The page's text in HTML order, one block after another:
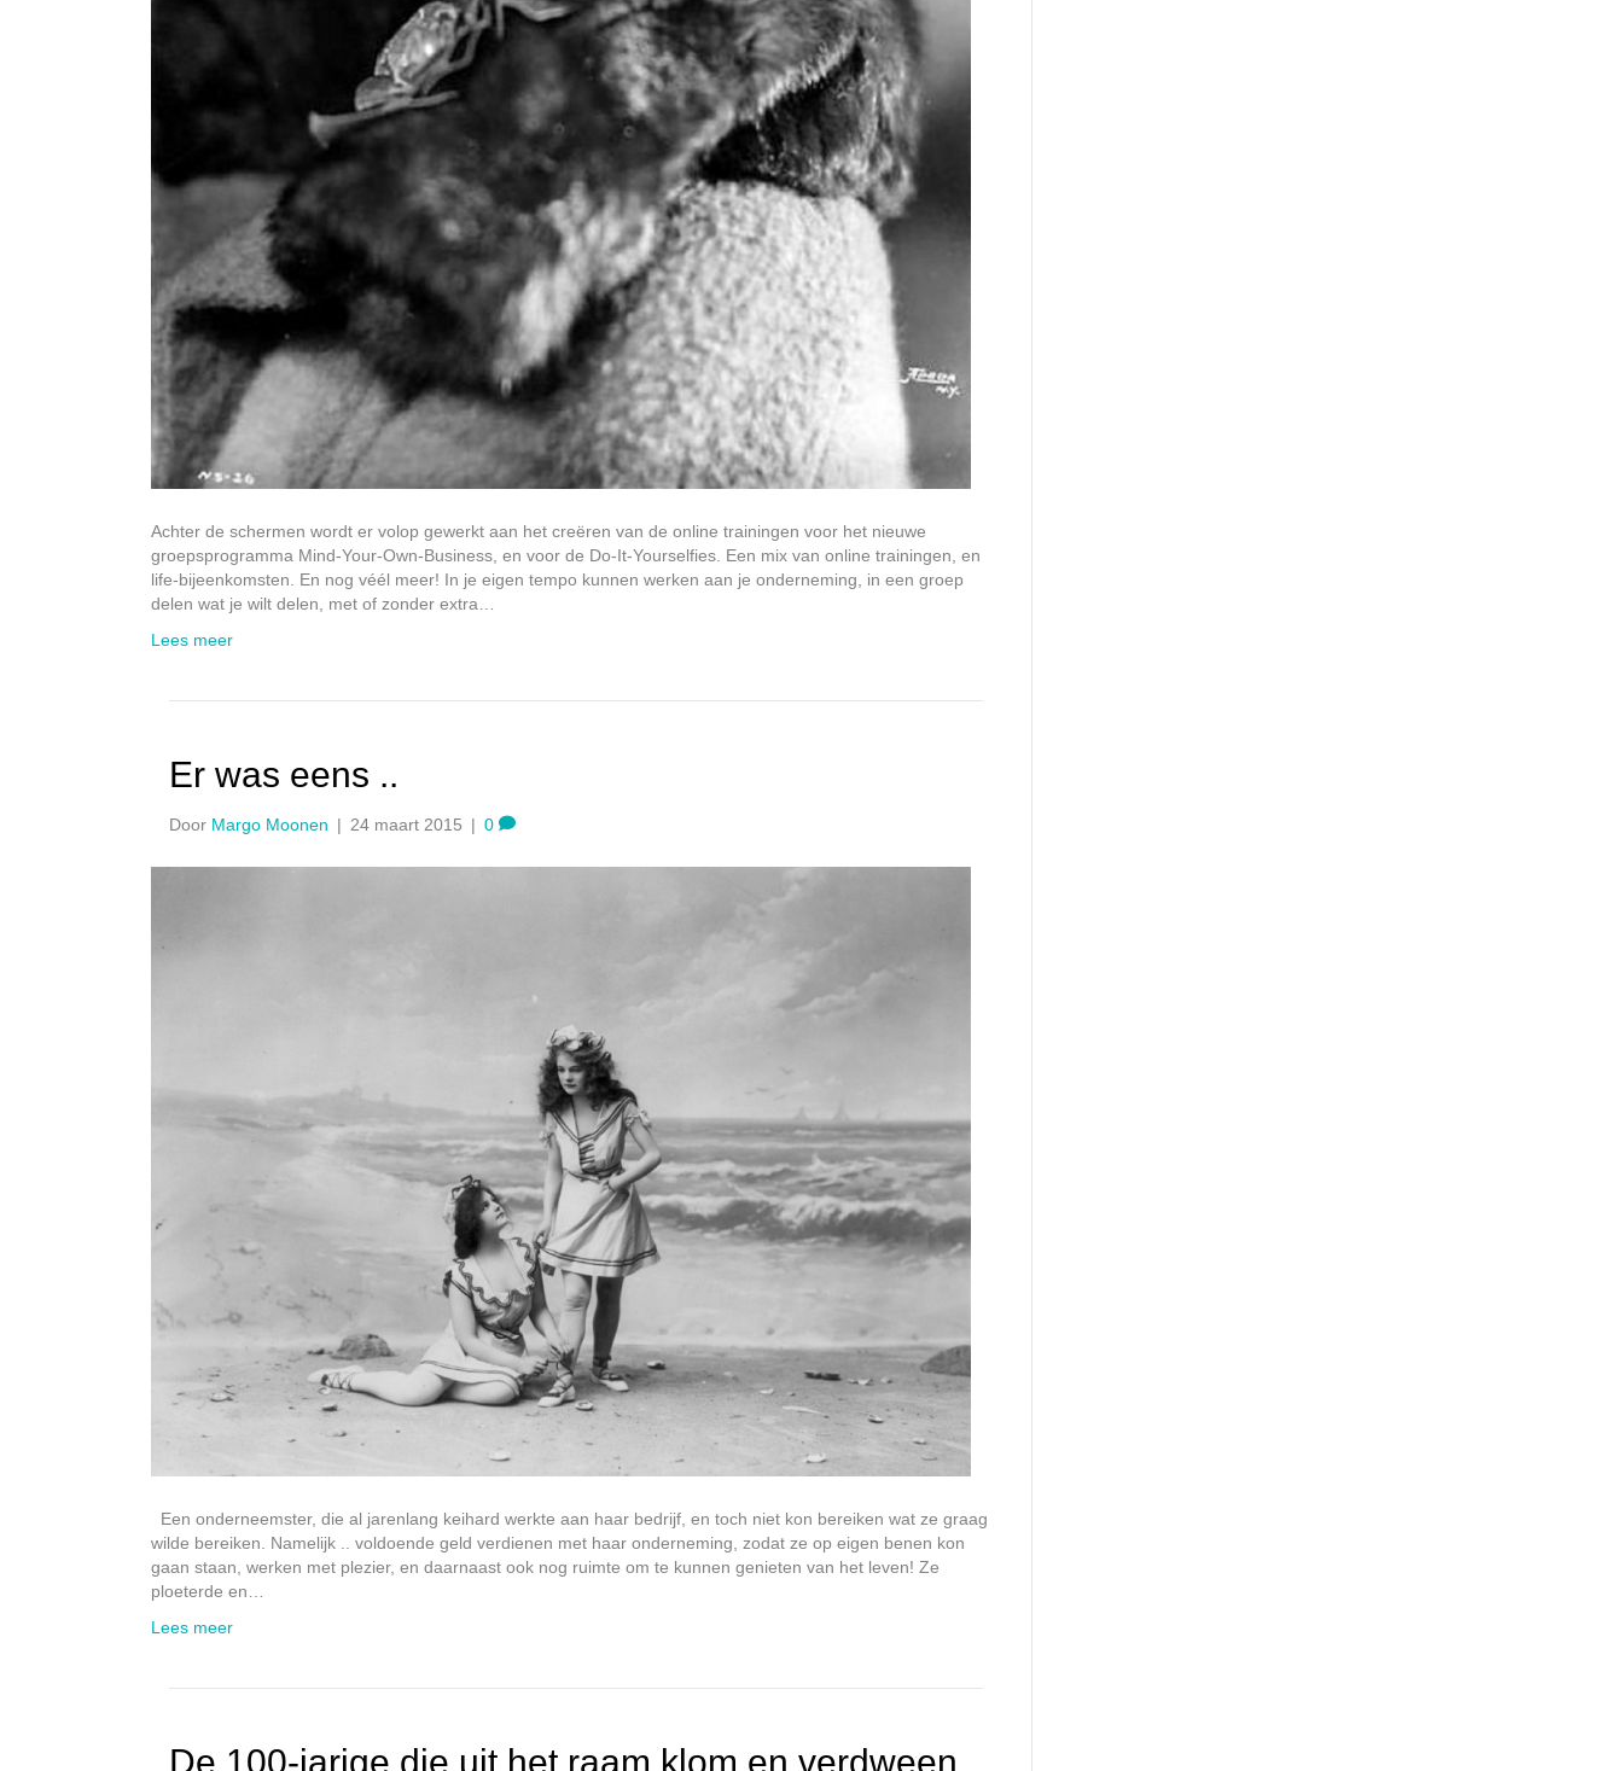
Achter de schermen wordt er volop gewerkt aan het creëren van de online trainingen voor het nieuwe
groepsprogramma Mind-Your-Own-Business, en voor de Do-It-Yourselfies. Een mix van online trainingen, en
life-bijeenkomsten. En nog véél meer! In je eigen tempo kunnen werken aan je onderneming, in een groep
delen wat je wilt delen, met of zonder extra…
Lees meer
Er was eens ..
Door Margo Moonen | 24 maart 2015 | 0
Een onderneemster, die al jarenlang keihard werkte aan haar bedrijf, en toch niet kon bereiken wat ze graag
wilde bereiken. Namelijk .. voldoende geld verdienen met haar onderneming, zodat ze op eigen benen kon
gaan staan, werken met plezier, en daarnaast ook nog ruimte om te kunnen genieten van het leven! Ze
ploeterde en…
Lees meer
De 100-jarige die uit het raam klom en verdween